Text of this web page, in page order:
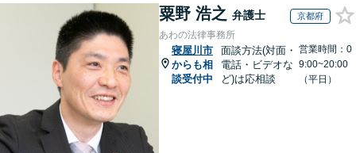
粟野 浩之 弁護士 京都府
あわの法律事務所
寝屋川市
からも相
談受付中
面談方法(対面・
電話・ビデオな
ど)は応相談
営業時間：0
9:00~20:00
（平日）